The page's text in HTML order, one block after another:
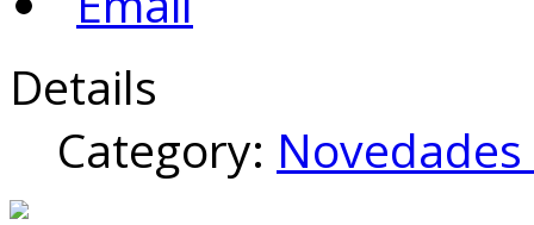
Details
Category: